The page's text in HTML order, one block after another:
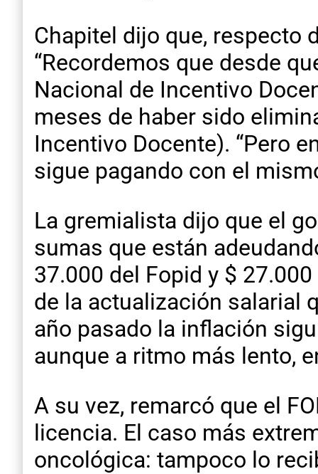
Chapitel dijo que, respecto
“Recordemos que desde
Nacional de Incentivo
meses de haber sido
Incentivo Docente). “Pero
sigue pagando con el
La gremialista dijo que el
sumas que están
37.000 del Fopid y $
de la actualización salarial
año pasado la inflación
aunque a ritmo más lento,
A su vez, remarcó que el
licencia. El caso más
oncológica: tampoco lo